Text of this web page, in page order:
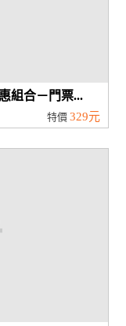
組合－門票...
特價 329元